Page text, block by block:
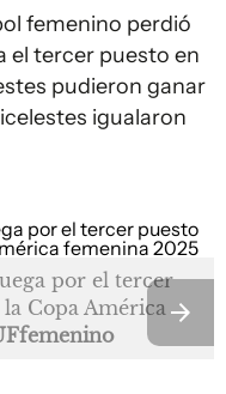
femenino perdió
el tercer puesto en
pudieron ganar
igualaron
por el tercer
Copa América